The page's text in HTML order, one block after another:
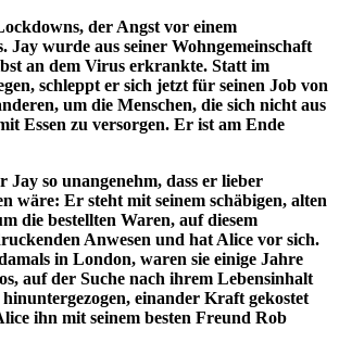
der Angst vor einem
Jay wurde aus seiner Wohngemeinschaft
an dem Virus erkrankte. Statt im
schleppt er sich jetzt für seinen Job von
um die Menschen, die sich nicht aus
Essen zu versorgen. Er ist am Ende
so unangenehm, dass er lieber
wäre: Er steht mit seinem schäbigen, alten
die bestellten Waren, auf diesem
Anwesen und hat Alice vor sich.
in London, waren sie einige Jahre
auf der Suche nach ihrem Lebensinhalt
einander Kraft gekostet
ihn mit seinem besten Freund Rob